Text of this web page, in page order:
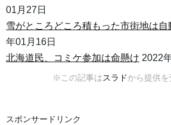
01月27日
雪がところどころ積もった市街地は自
年01月16日
北海道民、コミケ参加は命懸け 2022
※この記事はスラドから提供を
スポンサードリンク